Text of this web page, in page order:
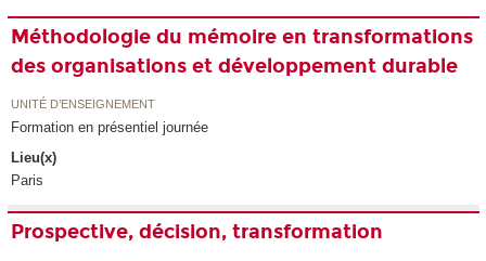
Méthodologie du mémoire en transformations
des organisations et développement durable
UNITÉ D’ENSEIGNEMENT
Formation en présentiel journée
Lieu(x)
Paris
Prospective, décision, transformation